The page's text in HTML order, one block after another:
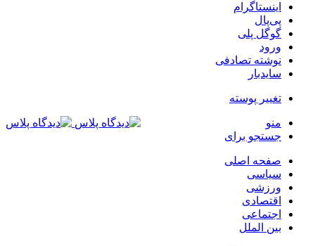
اینستاگرام
پی‌پال
گوگل پلی
ورود
نوشته تصادفی
سایدبار
تغییر پوسته
منو
جستجو برای
صفحه اصلی
سیاسی
ورزشی
اقتصادی
اجتماعی
بین الملل